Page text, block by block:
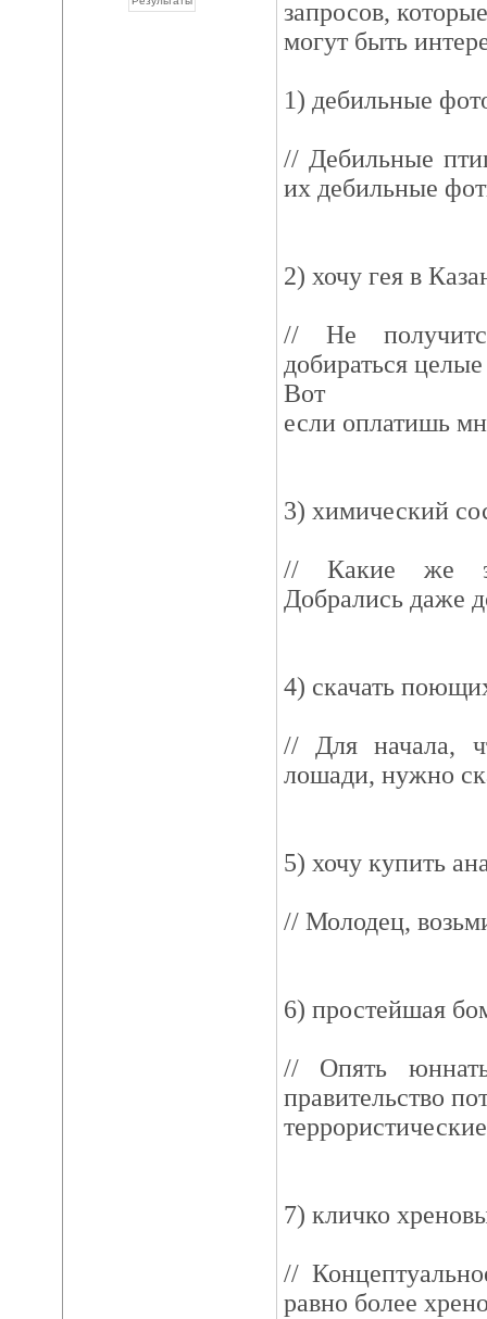
запросов,
могут быть
1) дебильные
// Дебильные
их дебильные
2) хочу гея в
// Не
добираться
Вот
если оплатишь
3) химический
// Какие же
Добрались даже
4) скачать
// Для начала,
лошади, нужно
5) хочу купить
// Молодец,
6) простейшая
// Опять
правительство
7) кличко
//
равно более